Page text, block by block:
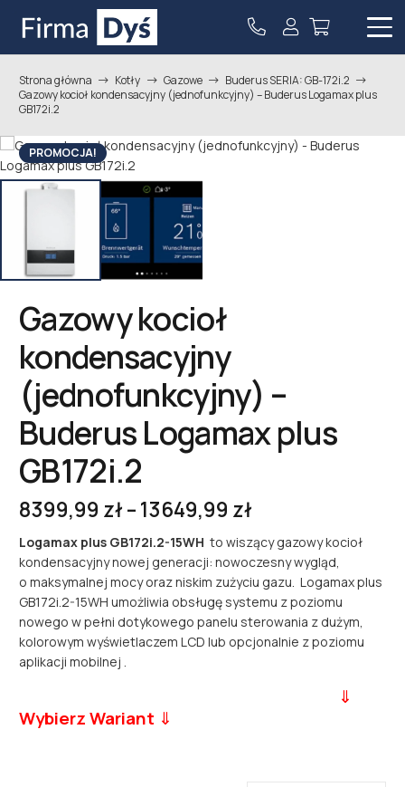
Strona główna Kotły Gazowe
Buderus SERIA: GB-172i.2
Gazowy kocioł kondensacyjny (jednofunkcyjny) – Buderus Logamax plus
GB172i.2
PROMOCJA!
Gazowy kocioł
kondensacyjny
(jednofunkcyjny) –
Buderus Logamax plus
GB172i.2
8399,99 zł–13649,99 zł
od
8399,99 zł
do
13649,99 zł
Logamax plus GB172i.2-15WH to wiszący gazowy kocioł
kondensacyjny nowej generacji: nowoczesny wygląd,
o maksymalnej mocy oraz niskim zużyciu gazu. Logamax plus
GB172i.2-15WH umożliwia obsługę systemu z poziomu
nowego w pełni dotykowego panelu sterowania z dużym,
kolorowym wyświetlaczem LCD lub opcjonalnie z poziomu
aplikacji mobilnej .
⇓
Wybierz Wariant ⇓